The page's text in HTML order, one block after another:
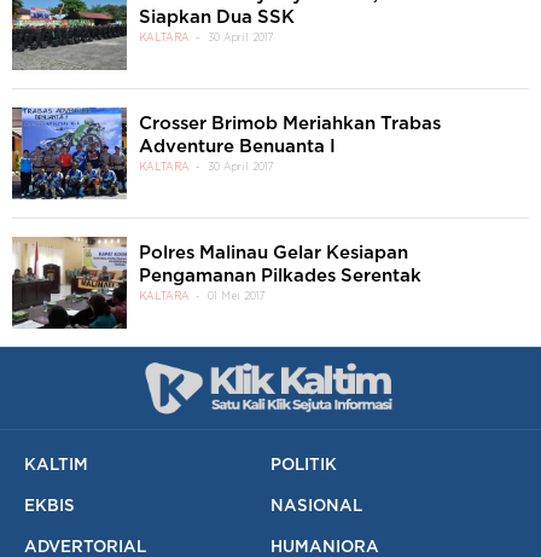
Siapkan Dua SSK
KALTARA 30 April 2017
Crosser Brimob Meriahkan Trabas
Adventure Benuanta I
KALTARA 30 April 2017
Polres Malinau Gelar Kesiapan
Pengamanan Pilkades Serentak
KALTARA 01 Mei 2017
KALTIM POLITIK
EKBIS NASIONAL
ADVERTORIAL HUMANIORA